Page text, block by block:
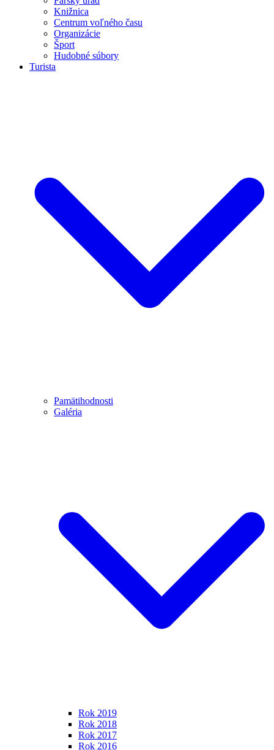
Knižnica
Centrum voľného času
Organizácie
Šport
Hudobné súbory
Turista
Pamätihodnosti
Galéria
Rok 2019
Rok 2018
Rok 2017
Rok 2016